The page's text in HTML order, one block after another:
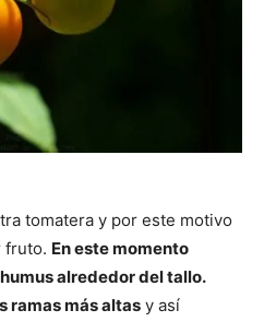
tomatera y por este motivo
fruto. En este momento
alrededor del tallo.
ramas más altas y así